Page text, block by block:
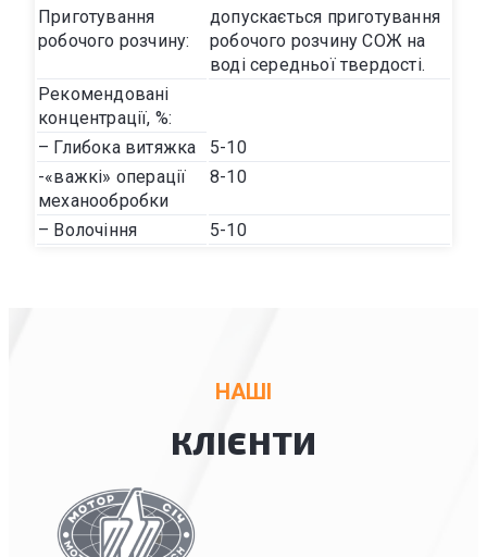
Приготування
робочого розчину:
допускається приготування
робочого розчину СОЖ на
воді середньої твердості.
Рекомендовані
концентрації, %:
– Глибока витяжка
5-10
-«важкі» операції
механообробки
8-10
– Волочіння 5-10
НАШІ
КЛІЄНТИ